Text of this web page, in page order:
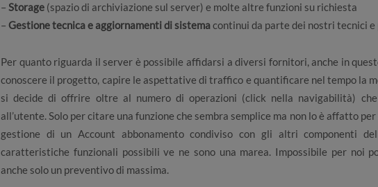
– Storage (spazio di archiviazione sul server) e molte altre funzioni su richiesta
– Gestione tecnica e aggiornamenti di sistemacontinui da parte dei nostri tecnici
Per quanto riguarda il server è possibile affidarsi a diversi fornitori, anche in
conoscere il progetto, capire le aspettative di traffico e quantificare nel tempo la
si decide di offrire oltre al numero di operazioni (click nella navigabilità)
all’utente. Solo per citare una funzione che sembra semplice ma non lo è affatto
gestione di un Account abbonamento condiviso con gli altri componenti
caratteristiche funzionali possibili ve ne sono una marea. Impossibile per noi
anche solo un preventivo di massima.